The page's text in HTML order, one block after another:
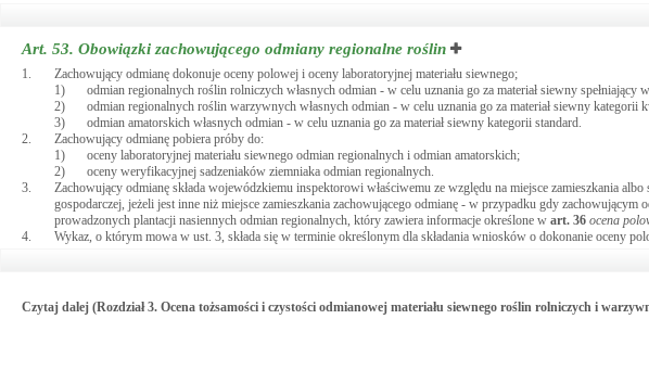
Art. 53. Obowiązki zachowującego odmiany regionalne roślin
1.
Zachowujący odmianę dokonuje oceny polowej i oceny laboratoryjnej materiału siewnego;
1)
odmian regionalnych roślin rolniczych własnych odmian - w celu uznania go za materiał siewny
2)
odmian regionalnych roślin warzywnych własnych odmian - w celu uznania go za materiał siewny
3)
odmian amatorskich własnych odmian - w celu uznania go za materiał siewny kategorii standard.
2.
Zachowujący odmianę pobiera próby do:
1)
oceny laboratoryjnej materiału siewnego odmian regionalnych i odmian amatorskich;
2)
oceny weryfikacyjnej sadzeniaków ziemniaka odmian regionalnych.
3.
Zachowujący odmianę składa wojewódzkiemu inspektorowi właściwemu ze względu na miejsce zamieszkania
gospodarczej, jeżeli jest inne niż miejsce zamieszkania zachowującego odmianę - w przypadku gdy zachowującym
prowadzonych plantacji nasiennych odmian regionalnych, który zawiera informacje określone w art. 36 ocena
4.
Wykaz, o którym mowa w ust. 3, składa się w terminie określonym dla składania wniosków o dokonanie oceny
Czytaj dalej (Rozdział 3. Ocena tożsamości i czystości odmianowej materiału siewnego roślin rolniczych i